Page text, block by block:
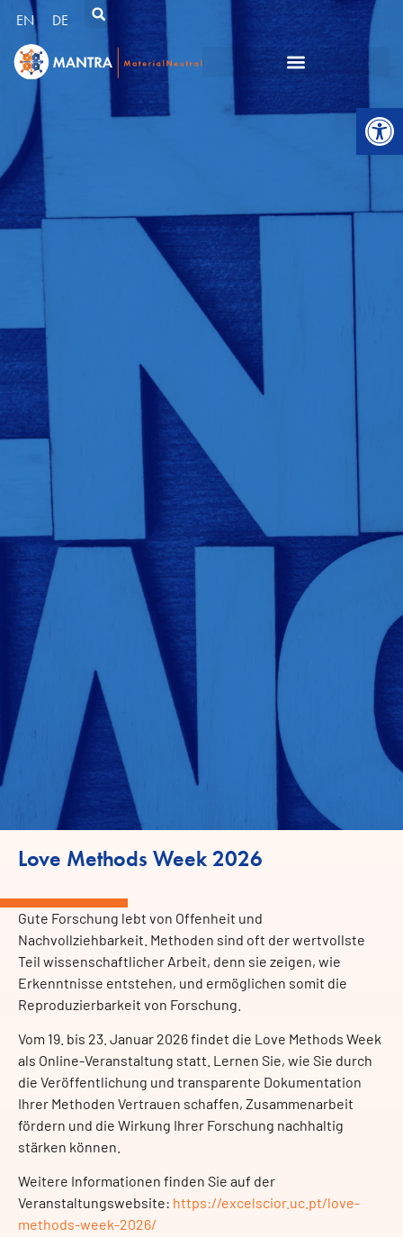
EN DE
Love Methods Week 2026
Gute Forschung lebt von Offenheit und
Nachvollziehbarkeit. Methoden sind oft der wertvollste
Teil wissenschaftlicher Arbeit, denn sie zeigen, wie
Erkenntnisse entstehen, und ermöglichen somit die
Reproduzierbarkeit von Forschung.
Vom 19. bis 23. Januar 2026 findet die Love Methods Week
als Online-Veranstaltung statt. Lernen Sie, wie Sie durch
die Veröffentlichung und transparente Dokumentation
Ihrer Methoden Vertrauen schaffen, Zusammenarbeit
fördern und die Wirkung Ihrer Forschung nachhaltig
stärken können.
Weitere Informationen finden Sie auf der
Veranstaltungswebsite: https://excelscior.uc.pt/love-
methods-week-2026/